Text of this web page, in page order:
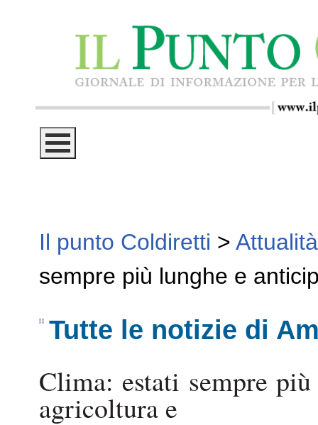
Il punto Coldiretti > Attualità
sempre più lunghe e
Tutte le notizie di
Clima: estati sempre
agricoltura e